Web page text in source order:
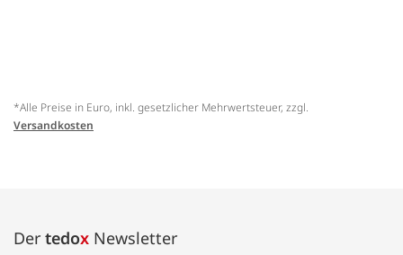
*Alle Preise in Euro, inkl. gesetzlicher Mehrwertsteuer, zzgl.
Versandkosten
Der tedox Newsletter